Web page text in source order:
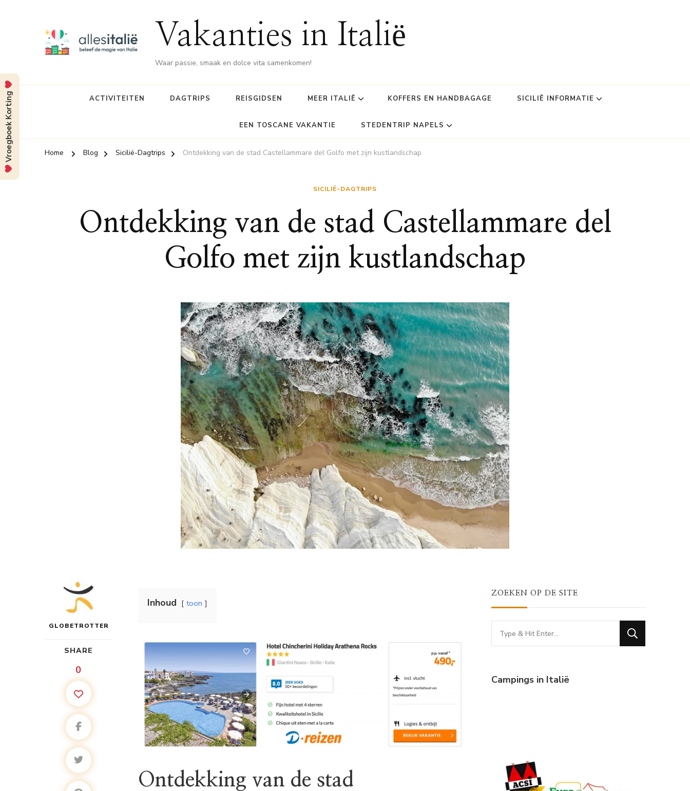
Vakanties in Italië
Waar passie, smaak en dolce vita samenkomen!
ACTIVITEITEN DAGTRIPS REISGIDSEN MEER ITALIË KOFFERS EN HANDBAGAGE SICILIË INFORMATIE
EEN TOSCANE VAKANTIE STEDENTRIP NAPELS
Home Blog Sicilië-Dagtrips Ontdekking van de stad Castellammare del Golfo met zijn kustlandschap
SICILIË-DAGTRIPS
Ontdekking van de stad Castellammare del
Golfo met zijn kustlandschap
GLOBETROTTER
SHARE
0
Inhoud toon
Ontdekking van de stad
ZOEKEN OP DE SITE
Looking
for
Campings in Italië
Vroegboek Korting